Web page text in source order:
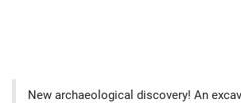
New archaeological discovery! An